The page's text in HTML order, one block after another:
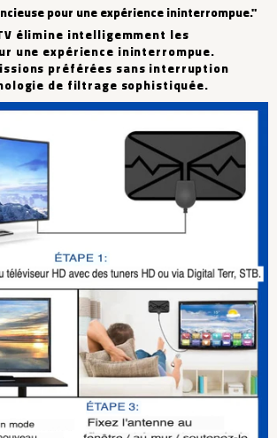
pour une expérience ininterrompue."
élimine intelligemment les
une expérience ininterrompue.
préférées sans interruption
de filtrage sophistiquée.